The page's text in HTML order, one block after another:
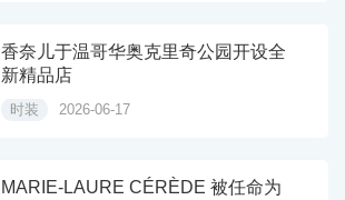
香奈儿于温哥华奥克里奇公园开设全
新精品店
时装 2026-06-17
MARIE-LAURE CÉRÈDE 被任命为